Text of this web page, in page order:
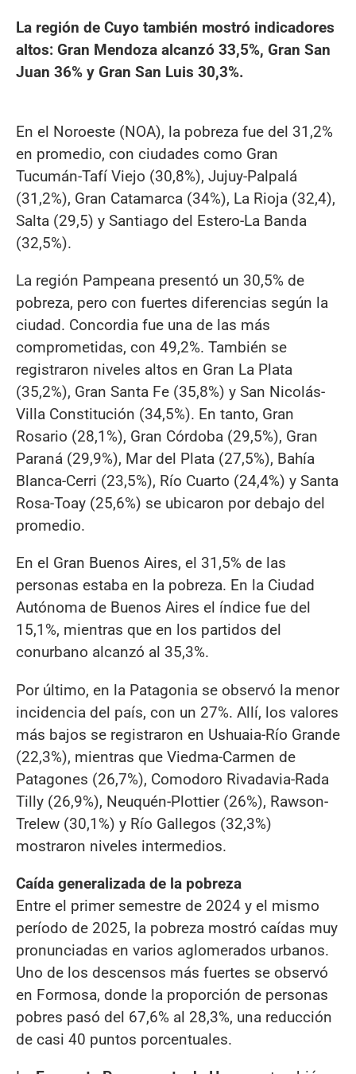
La región de Cuyo también mostró indicadores
altos: Gran Mendoza alcanzó 33,5%, Gran San
Juan 36% y Gran San Luis 30,3%.
En el Noroeste (NOA), la pobreza fue del 31,2%
en promedio, con ciudades como Gran
Tucumán-Tafí Viejo (30,8%), Jujuy-Palpalá
(31,2%), Gran Catamarca (34%), La Rioja (32,4),
Salta (29,5) y Santiago del Estero-La Banda
(32,5%).
La región Pampeana presentó un 30,5% de
pobreza, pero con fuertes diferencias según la
ciudad. Concordia fue una de las más
comprometidas, con 49,2%. También se
registraron niveles altos en Gran La Plata
(35,2%), Gran Santa Fe (35,8%) y San Nicolás-
Villa Constitución (34,5%). En tanto, Gran
Rosario (28,1%), Gran Córdoba (29,5%), Gran
Paraná (29,9%), Mar del Plata (27,5%), Bahía
Blanca-Cerri (23,5%), Río Cuarto (24,4%) y Santa
Rosa-Toay (25,6%) se ubicaron por debajo del
promedio.
En el Gran Buenos Aires, el 31,5% de las
personas estaba en la pobreza. En la Ciudad
Autónoma de Buenos Aires el índice fue del
15,1%, mientras que en los partidos del
conurbano alcanzó al 35,3%.
Por último, en la Patagonia se observó la menor
incidencia del país, con un 27%. Allí, los valores
más bajos se registraron en Ushuaia-Río Grande
(22,3%), mientras que Viedma-Carmen de
Patagones (26,7%), Comodoro Rivadavia-Rada
Tilly (26,9%), Neuquén-Plottier (26%), Rawson-
Trelew (30,1%) y Río Gallegos (32,3%)
mostraron niveles intermedios.
Caída generalizada de la pobreza
Entre el primer semestre de 2024 y el mismo
período de 2025, la pobreza mostró caídas muy
pronunciadas en varios aglomerados urbanos.
Uno de los descensos más fuertes se observó
en Formosa, donde la proporción de personas
pobres pasó del 67,6% al 28,3%, una reducción
de casi 40 puntos porcentuales.